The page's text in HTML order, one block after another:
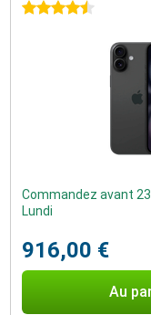
4.5 étoiles
Commandez avant
Lundi
916,00 €
Au